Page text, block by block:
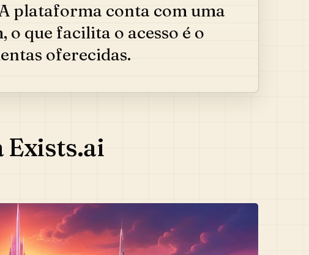
plataforma conta com uma
o que facilita o acesso é o
oferecidas.
Exists.ai